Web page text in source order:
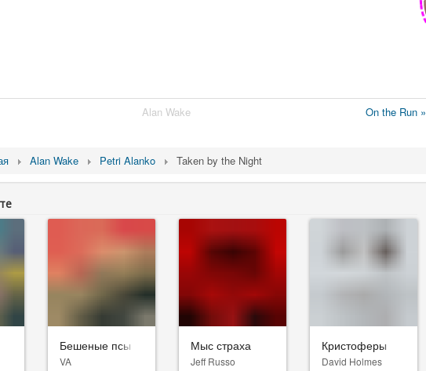
Alan Wake On the Run »
Alan Wake Petri Alanko Taken by the Night
Бешеные псы
VA
Мыс страха
Jeff Russo
Кристоферы
David Holmes